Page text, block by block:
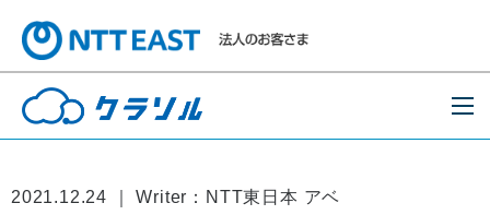
2021.12.24 ｜ Writer：NTT東日本 アベ